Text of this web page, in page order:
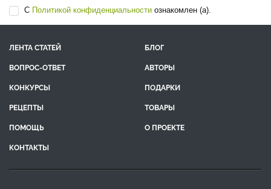
С Политикой конфиденциальности ознакомлен (а).
ЛЕНТА СТАТЕЙ
БЛОГ
ВОПРОС-ОТВЕТ
АВТОРЫ
КОНКУРСЫ
ПОДАРКИ
РЕЦЕПТЫ
ТОВАРЫ
ПОМОЩЬ
О ПРОЕКТЕ
КОНТАКТЫ